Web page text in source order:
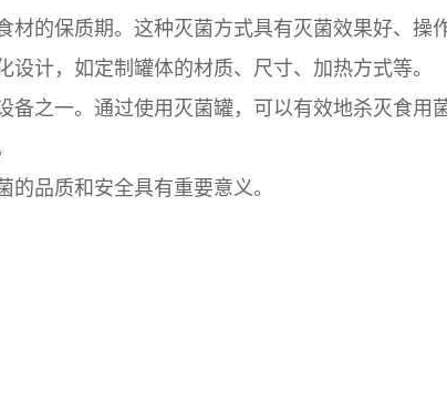
的保质期。这种灭菌方式具有灭菌效果好、操
计，如定制罐体的材质、尺寸、加热方式等。
之一。通过使用灭菌罐，可以有效地杀灭食用
品质和安全具有重要意义。